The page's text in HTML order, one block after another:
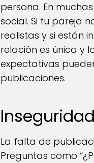
persona. En
social. Si tu pareja
realistas y si están
relación es única y
expectativas
publicaciones.
La falta de
Preguntas como